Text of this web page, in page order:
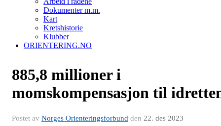
Dokumenter m.m.
Kart
Kretshistorie
Klubber
ORIENTERING.NO
885,8 millioner i
momskompensasjon til
Postet av Norges Orienteringsforbund den 22. des 2023